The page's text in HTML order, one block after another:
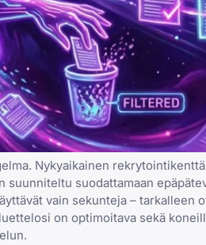
Nykyaikainen
suodattamaan
vain sekunteja – tarkalleen
on optimoitava sekä